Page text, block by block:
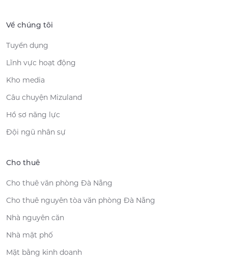
Về chúng tôi
Tuyển dụng
Lĩnh vực hoạt động
Kho media
Câu chuyện Mizuland
Hồ sơ năng lực
Đội ngũ nhân sự
Cho thuê
Cho thuê văn phòng Đà Nẵng
Cho thuê nguyên tòa văn phòng Đà Nẵng
Nhà nguyên căn
Nhà mặt phố
Mặt bằng kinh doanh